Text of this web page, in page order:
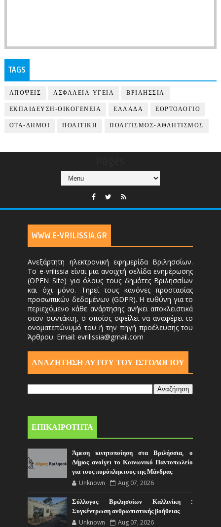
TAGS
ΑΠΟΨΕΙΣ ΑΣΦΑΛΕΙΑ-ΥΓΕΙΑ ΒΡΙΛΗΣΣΙΑ
ΕΚΠΑΙΔΕΥΣΗ-ΟΙΚΟΓΕΝΕΙΑ ΕΛΛΑΔΑ ΕΟΡΤΟΛΟΓΙΟ
ΟΤΑ-ΔΗΜΟΙ ΠΟΛΙΤΙΚΗ ΠΟΛΙΤΙΣΜΟΣ-ΑΘΛΗΤΙΣΜΟΣ
WWW.E-VRILISSIA.GR
Ανεξάρτητη ηλεκτρονική εφημερίδα Βριλησσίων.
Το e-vrilissia είναι μια ανοιχτή σελίδα ενημέρωσης
(OPEN Site) για όλους τους δημότες Βριλησσίων
και όχι μόνο. Τηρεί τους κανόνες προστασίας
προσωπικών δεδομένων (GDPR). Η ευθύνη για το
περιεχόμενο κάθε ανάρτησης ανήκει αποκλειστικά
στον συντάκτη, ο οποίος οφείλει να αναφέρει το
ονοματεπώνυμό του ή την πηγή προέλευσης του
Άρθρου. Email: evrilissia@gmail.com
ΑΝΑΖΗΤΗΣΗ ΑΥΤΟΎ ΤΟΥ ΙΣΤΟΛΟΓΙΟΥ
ΕΠΙΚΑΙΡΟΤΗΤΑ
Άμεση κινητοποίηση στα Βριλήσσια, ο
Δήμος ανοίγει το Κοινωνικό Παντοπωλείο
για τους πυρόπληκτους της Μάνδρας
Unknown Aug 07, 2026
Σύλλογος Βριλησσίων Καλλινίκη :
Συγκέντρωση ανθρωπιστικής βοήθειας
Unknown Aug 07, 2026